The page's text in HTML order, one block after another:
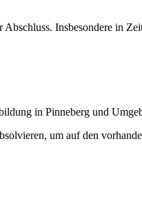
Insbesondere in
in Pinneberg und
um auf den